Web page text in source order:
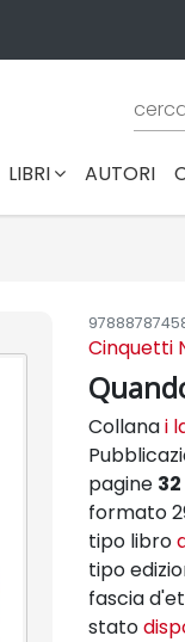
(CURRENT)
LIBRI AUTORI
Cinquetti
Collanai
pagine 32
formato
tipo libro
tipo
fascia
stato